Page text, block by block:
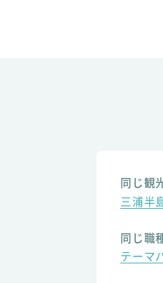
同じ観
三浦半
同じ職
テーマ